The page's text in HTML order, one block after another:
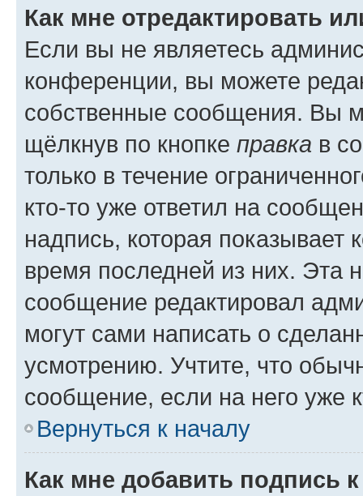
Как мне отредактировать
Если вы не являетесь
конференции, вы можете
собственные сообщения. Вы
щёлкнув по кнопке правка в
только в течение
кто-то уже ответил на
надпись, которая показывает
время последней из них. Эта
сообщение редактировал
могут сами написать о
усмотрению. Учтите, что
сообщение, если на него уже
Вернуться к началу
Как мне добавить подпись